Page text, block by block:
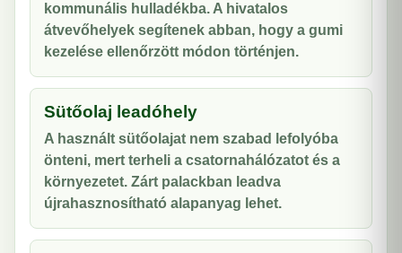
kommunális hulladékba. A hivatalos
átvevőhelyek segítenek abban, hogy a gumi
kezelése ellenőrzött módon történjen.
Sütőolaj leadóhely
A használt sütőolajat nem szabad lefolyóba
önteni, mert terheli a csatornahálózatot és a
környezetet. Zárt palackban leadva
újrahasznosítható alapanyag lehet.